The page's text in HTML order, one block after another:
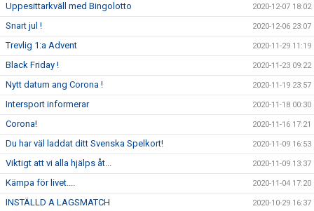
Uppesittarkväll med Bingolotto 2020-12-07 18:02
Snart jul ! 2020-12-06 23:07
Trevlig 1:a Advent 2020-11-29 11:19
Black Friday ! 2020-11-23 09:22
Nytt datum ang Corona ! 2020-11-19 23:57
Intersport informerar 2020-11-18 00:30
Corona! 2020-11-16 17:21
Du har väl laddat ditt Svenska Spelkort! 2020-11-09 16:53
Viktigt att vi alla hjälps åt... 2020-11-09 13:37
Kämpa för livet.... 2020-11-04 17:20
INSTÄLLD A LAGSMATCH 2020-10-29 16:37